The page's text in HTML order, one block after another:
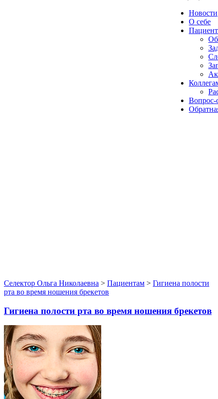
Новости
О себе
Об
Вопрос-
Селектор Ольга Николаевна > Пациентам > Гигиена полости
рта во время ношения брекетов
Гигиена полости рта во время ношения брекетов